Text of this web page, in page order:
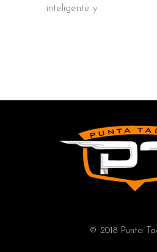
inteligente y
© 2018 Punta